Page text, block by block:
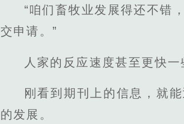
“咱们畜牧业发展得还不错
交申请。”
人家的反应速度甚至更快
刚看到期刊上的信息，就
的发展。